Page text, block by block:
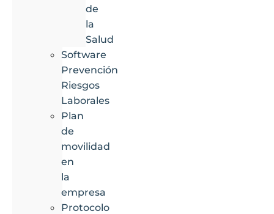
de
la
Salud
Software
Prevención
Riesgos
Laborales
Plan
de
movilidad
en
la
empresa
Protocolo